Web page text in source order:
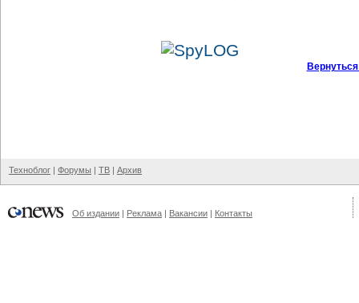
Техноблог | Форумы | ТВ | Архив
Об издании | Реклама | Вакансии | Контакты